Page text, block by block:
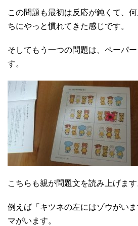
この問題も最初は反応が鈍くて、
ちにやっと慣れてきた感じです。
そしてもう一つの問題は、ペーパ
す。
こちらも親が問題文を読み上げます
例えば「キツネの左にはゾウがい
マがいます。